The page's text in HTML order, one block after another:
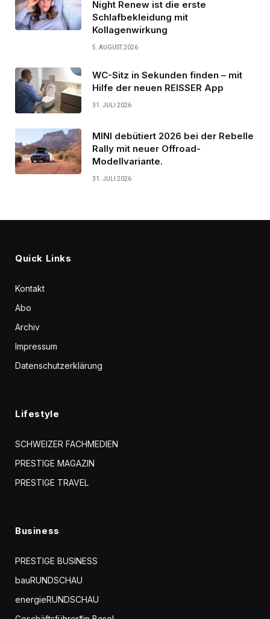
Night Renew ist die erste
Schlafbekleidung mit
Kollagenwirkung
5. AUGUST 2026
WC-Sitz in Sekunden finden – mit
Hilfe der neuen REISSER App
31. JULI 2026
MINI debütiert 2026 bei der Rebelle
Rally mit neuer Offroad-
Modellvariante.
31. JULI 2026
Quick Links
Kontakt
Abo
Archiv
Impressum
Datenschutzerklärung
Lifestyle
SCHWEIZER FACHMEDIEN
PRESTIGE MAGAZIN
PRESTIGE TRAVEL
Business
PRESTIGE BUSINESS
bauRUNDSCHAU
energieRUNDSCHAU